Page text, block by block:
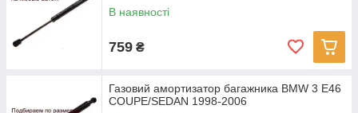
В наявності
759 ₴
Газовий амортизатор багажника BMW 3 E46
COUPE/SEDAN 1998-2006